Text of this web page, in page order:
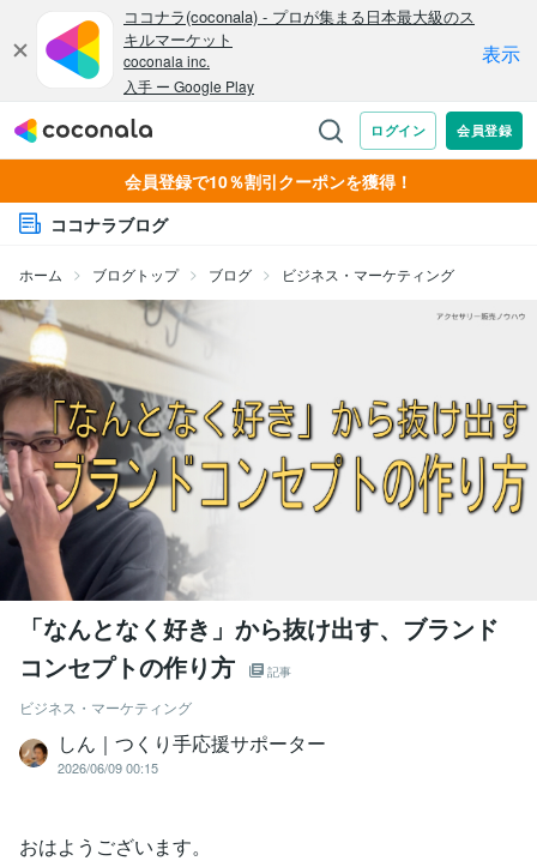
会員登録で10％割引クーポンを獲得！
ココナラブログ
ホーム ブログトップ ブログ ビジネス・マーケティング
「なんとなく好き」から抜け出す、ブランド
コンセプトの作り方
記事
ビジネス・マーケティング
しん｜つくり手応援サポーター
2026/06/09 00:15
おはようございます。